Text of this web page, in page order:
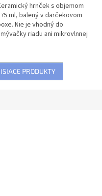
hrnček s objemom
ml, balený v darčekovom
Nie je vhodný do
riadu ani mikrovlnnej
nie...
PRODUKTY